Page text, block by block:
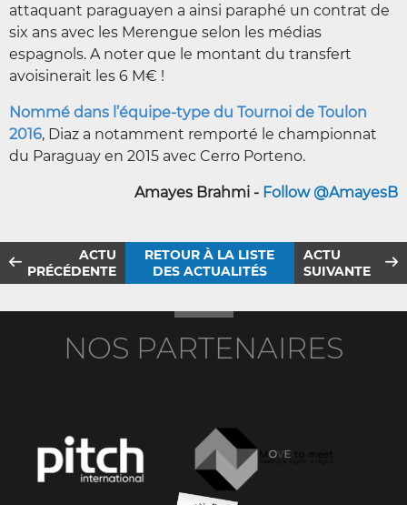
attaquant paraguayen a ainsi paraphé un contrat de
six ans avec les Merengue selon les médias
espagnols. A noter que le montant du transfert
avoisinerait les 6 M€ !
Nommé dans l’équipe-type du Tournoi de Toulon
2016, Diaz a notamment remporté le championnat
du Paraguay en 2015 avec Cerro Porteno.
Amayes Brahmi - Follow @AmayesB
ACTU
PRÉCÉDENTE
RETOUR À LA LISTE
DES ACTUALITÉS
ACTU
SUIVANTE
NOS PARTENAIRES